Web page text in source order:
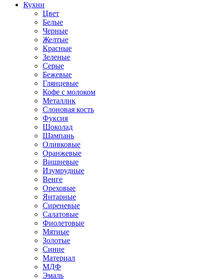
Кухни
Цвет
Белые
Черные
Желтые
Красные
Зеленые
Серые
Бежевые
Глянцевые
Кофе с молоком
Металлик
Слоновая кость
Фуксия
Шоколад
Шампань
Оливковые
Оранжевые
Вишневые
Изумрудные
Венге
Ореховые
Янтарные
Сиреневые
Салатовые
Фиолетовые
Мятные
Золотые
Синие
Материал
МДФ
Эмаль